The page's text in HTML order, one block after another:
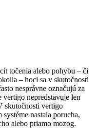
točenia alebo pohybu – či
– hoci sa v skutočnosti
nesprávne označujú za
nepredstavuje len
skutočnosti vertigo
nastala porucha,
alebo priamo mozog.